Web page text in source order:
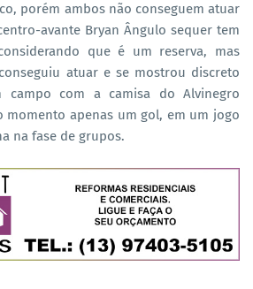
porém ambos não conseguem atuar
avante Bryan Ângulo sequer tem
que é um reserva, mas
atuar e se mostrou discreto
campo com a camisa do Alvinegro
momento apenas um gol, em um jogo
na fase de grupos.